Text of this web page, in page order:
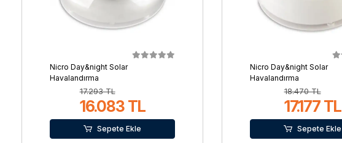
Nicro Day&night Solar
Havalandırma
17.293 TL
16.083 TL
Sepete Ekle
Nicro Day&night Solar
Havalandırma
18.470 TL
17.177 TL
Sepete Ekle